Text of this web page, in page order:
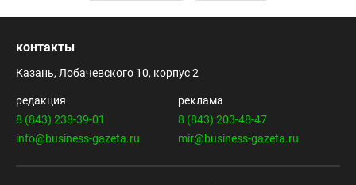
контакты
Казань, Лобачевского 10, корпус 2
редакция
8 (843) 238-39-01
info@business-gazeta.ru
реклама
8 (843) 203-48-47
mir@business-gazeta.ru